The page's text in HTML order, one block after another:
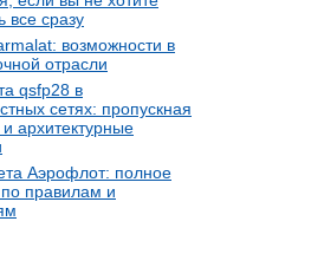
все сразу
возможности в
отрасли
qsfp28 в
сетях: пропускная
архитектурные
Аэрофлот: полное
по правилам и